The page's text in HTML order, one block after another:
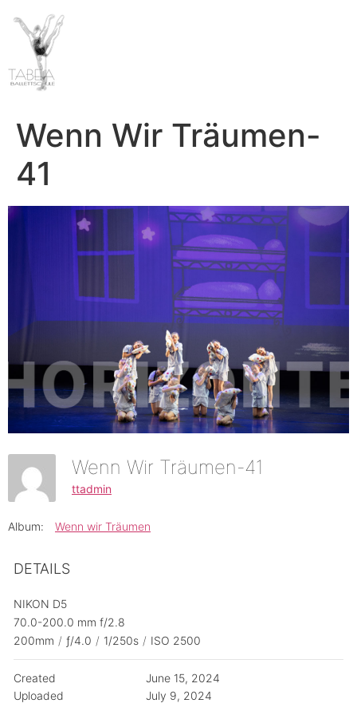
Wenn Wir Träumen-
41
Wenn Wir Träumen-41
ttadmin
Album: Wenn wir Träumen
DETAILS
NIKON D5
70.0-200.0 mm f/2.8
200mm / ƒ/4.0 / 1/250s / ISO 2500
Created
June 15, 2024
Uploaded
July 9, 2024